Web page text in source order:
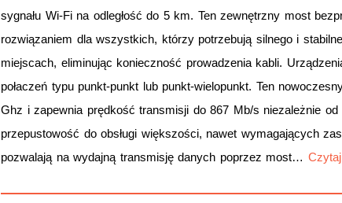
sygnału Wi-Fi na odległość do 5 km. Ten zewnętrzny most
rozwiązaniem dla wszystkich, którzy potrzebują silnego i
miejscach, eliminując konieczność prowadzenia kabli.
połaczeń typu punkt-punkt lub punkt-wielopunkt. Ten
Ghz i zapewnia prędkość transmisji do 867 Mb/s niezależnie od
przepustowość do obsługi większości, nawet wymagających
pozwalają na wydajną transmisję danych poprzez most…